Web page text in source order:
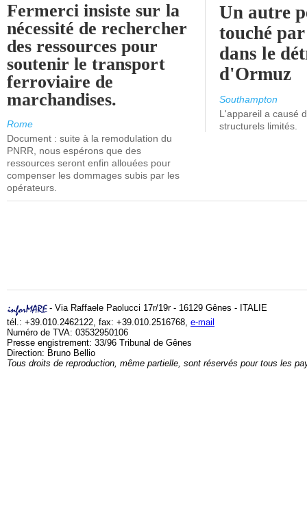
Fermerci insiste sur la
nécessité de rechercher
des ressources pour
soutenir le transport
ferroviaire de
marchandises.
Rome
Document : suite à la remodulation du
PNRR, nous espérons que des
ressources seront enfin allouées pour
compenser les dommages subis par les
opérateurs.
Un autre
touché
dans le
d'Ormuz
Southampton
L'appareil a causé
structurels limités.
- Via Raffaele Paolucci 17r/19r - 16129 Gênes - ITALIE
tél.: +39.010.2462122, fax: +39.010.2516768, e-mail
Numéro de TVA: 03532950106
Presse engistrement: 33/96 Tribunal de Gênes
Direction: Bruno Bellio
Tous droits de reproduction, même partielle, sont réservés pour tous les